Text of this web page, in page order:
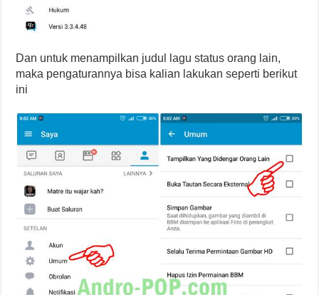
Dan untuk menampilkan judul lagu status orang lain,
maka pengaturannya bisa kalian lakukan seperti berikut
ini